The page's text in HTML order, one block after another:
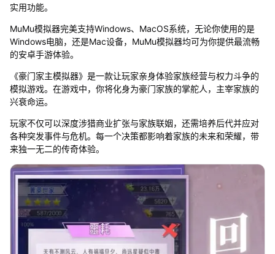
实用功能。
MuMu模拟器完美支持Windows、MacOS系统，无论你使用的是
Windows电脑，还是Mac设备，MuMu模拟器均可为你提供最流畅
的安卓手游体验。
《豪门家主模拟器》是一款让玩家亲身体验家族经营与权力斗争的
模拟游戏。在游戏中，你将化身为豪门家族的掌舵人，主宰家族的
兴衰命运。
玩家不仅可以深度涉猎商业扩张与家族联姻，还需培养后代并应对
各种突发事件与危机。每一个决策都影响着家族的未来和荣耀，带
来独一无二的传奇体验。